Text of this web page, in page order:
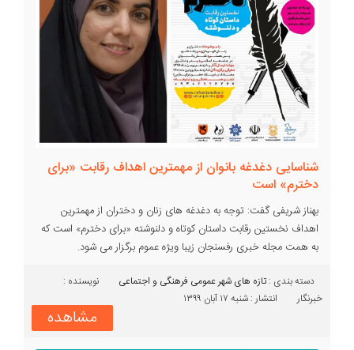
شناسایی دغدغه بانوان از مهمترین اهداف رقابت «برای
دخترم» است
بهناز شریفی گفت: توجه به دغدغه های زنان و دختران از مهمترین
اهداف نخستین رقابت داستان کوتاه و دلنوشته «برای دخترم» است که
به همت مجله خبری رفسنجان زیبا ویژه عموم برگزار می شود.
دسته بندی :‌تازه های شهر عمومی فرهنگی و اجتماعی
نویسنده :
خبرنگار
انتشار : شنبه ۱۷ آبان ۱۳۹۹
مشاهده